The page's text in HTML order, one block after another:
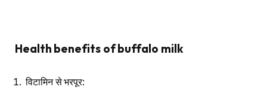
Health benefits of buffalo milk
विटामिन से भरपूर: